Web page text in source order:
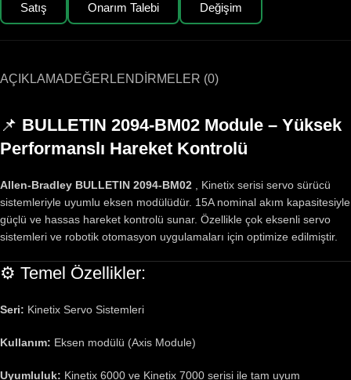
Satış Onarım Talebi Değişim
AÇIKLAMADEĞERLENDIRMELER (0)
📌 BULLETIN 2094-BM02 Module – Yüksek
Performanslı Hareket Kontrolü
Allen-Bradley BULLETIN 2094-BM02
, Kinetix serisi servo sürücü
sistemleriyle uyumlu eksen modülüdür. 15A nominal akım kapasitesiyle
güçlü ve hassas hareket kontrolü sunar. Özellikle çok eksenli servo
sistemleri ve robotik otomasyon uygulamaları için optimize edilmiştir.
⚙️ Temel Özellikler:
Seri: Kinetix Servo Sistemleri
Kullanım: Eksen modülü (Axis Module)
Uyumluluk: Kinetix 6000 ve Kinetix 7000 serisi ile tam uyum